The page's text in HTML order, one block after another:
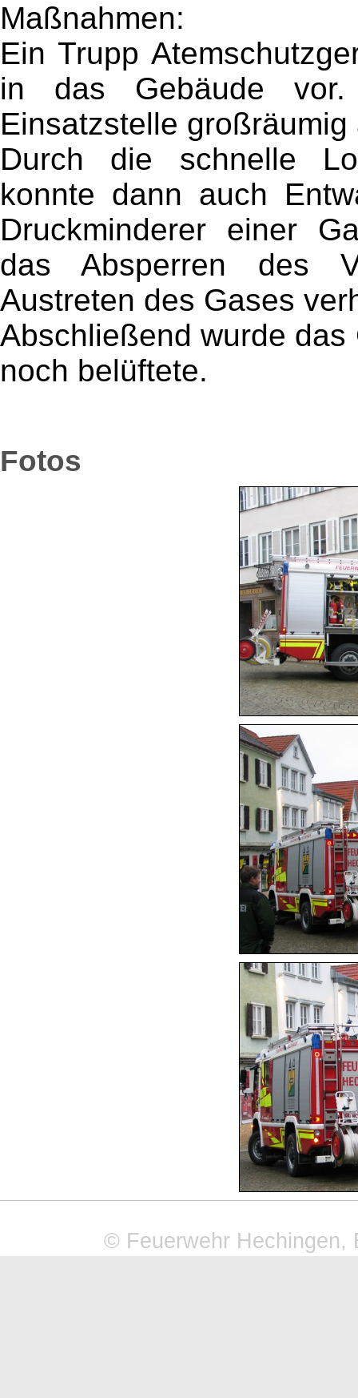
Maßnahmen:
Ein Trupp
in das Gebäude
Einsatzstelle
Durch die schnelle
konnte dann auch
Druckminderer einer
das Absperren des
Austreten des Gases
Abschließend wurde
noch belüftete.
Fotos
© Feuerwehr Hechingen,